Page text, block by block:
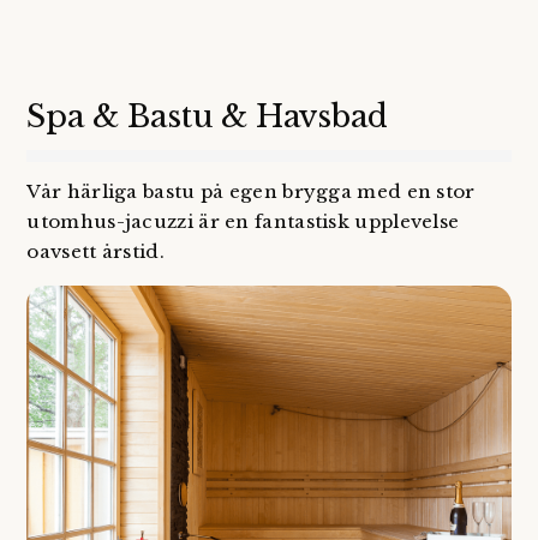
Spa & Bastu & Havsbad
Vår härliga bastu på egen brygga med en stor
utomhus-jacuzzi är en fantastisk upplevelse
oavsett årstid.